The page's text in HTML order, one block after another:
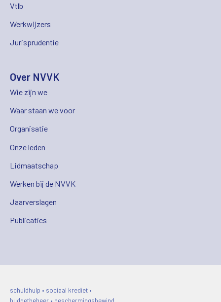
Vtlb
Werkwijzers
Jurisprudentie
Over NVVK
Wie zijn we
Waar staan we voor
Organisatie
Onze leden
Lidmaatschap
Werken bij de NVVK
Jaarverslagen
Publicaties
schuldhulp • sociaal krediet •
budgetbeheer • beschermingsbewind